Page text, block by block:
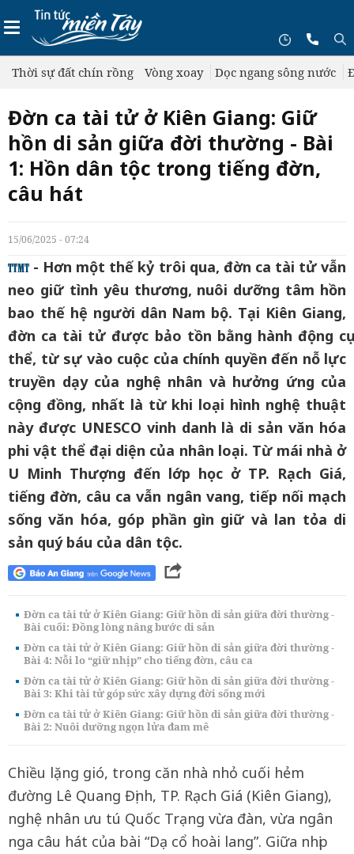
Thời sự đất chín rồng Vòng xoay Dọc ngang sông nước
Đờn ca tài tử ở Kiên Giang: Giữ
hồn di sản giữa đời thường - Bài
1: Hồn dân tộc trong tiếng đờn,
câu hát
15/06/2025 - 07:24
- Hơn một thế kỷ trôi qua, đờn ca tài tử vẫn
neo giữ tình yêu thương, nuôi dưỡng tâm hồn
bao thế hệ người dân Nam bộ. Tại Kiên Giang,
đờn ca tài tử được bảo tồn bằng hành động cụ
thể, từ sự vào cuộc của chính quyền đến nỗ lực
truyền dạy của nghệ nhân và hưởng ứng của
cộng đồng, nhất là từ khi loại hình nghệ thuật
này được UNESCO vinh danh là di sản văn hóa
phi vật thể đại diện của nhân loại. Từ mái nhà ở
U Minh Thượng đến lớp học ở TP. Rạch Giá,
tiếng đờn, câu ca vẫn ngân vang, tiếp nối mạch
sống văn hóa, góp phần gìn giữ và lan tỏa di
sản quý báu của dân tộc.
Đờn ca tài tử ở Kiên Giang: Giữ hồn di sản giữa đời thường -
Bài cuối: Đồng lòng nâng bước di sản
Đờn ca tài tử ở Kiên Giang: Giữ hồn di sản giữa đời thường -
Bài 4: Nỗi lo “giữ nhịp” cho tiếng đờn, câu ca
Đờn ca tài tử ở Kiên Giang: Giữ hồn di sản giữa đời thường -
Bài 3: Khi tài tử góp sức xây dựng đời sống mới
Đờn ca tài tử ở Kiên Giang: Giữ hồn di sản giữa đời thường -
Bài 2: Nuôi dưỡng ngọn lửa đam mê
Chiều lặng gió, trong căn nhà nhỏ cuối hẻm
đường Lê Quang Định, TP. Rạch Giá (Kiên Giang),
nghệ nhân ưu tú Quốc Trạng vừa đàn, vừa ngân
nga câu hát của bài “Dạ cổ hoài lang”. Giữa nhịp